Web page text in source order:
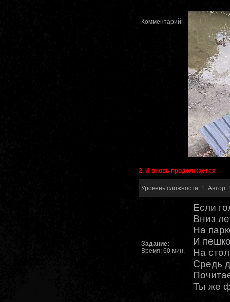
Комментарий:
2. И вновь продолжается
Уровень сложности: 1. Автор:
Задание:
Время: 60 мин.
Если
Вниз
На
И
На
Средь
Ты же